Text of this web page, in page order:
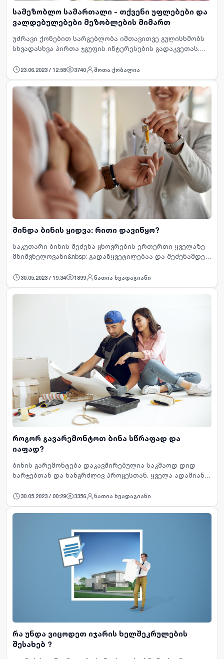
სამეზობლო სამართალი - თქვენი უფლებები და
ვალდებულებები მეზობლების მიმართ
უძრავი ქონებით სარგებლობა იმთავითვე გულისხმობს
სხვადასხვა პირთა ჯგუფის ინტერესების გადაკვეთას.
და მასზე განთავსებულ შენობას,თან სდევს …
23.06.2023 / 12:58 3740 შოთა ქობალია
მინდა ბინის ყიდვა: რითი დავიწყო?
საკუთარი ბინის შეძენა ცხოვრების ერთერთი ყველაზე
მნიშვნელოვანი&nbsp; გადაწყვეტილებაა და შეძენამდე
საჭიროებები გექნებათ ახალ ბინაშ…
30.05.2023 / 19:34 1899 ნათია ხვადაგიანი
როგორ გავარემონტოთ ბინა სწრაფად და
იაფად?
ბინის გარემონტება დაკავშირებულია საკმაოდ დიდ
ხარჯებთან და ხანგრძლივ პროცესთან. ყველა ადამიანს
ხარისხი შეინარჩუნოს და დროშიც ძალიან არ …
30.05.2023 / 00:29 3356 ნათია ხვადაგიანი
რა უნდა ვიცოდეთ იჯარის ხელშეკრულების
შესახებ ?